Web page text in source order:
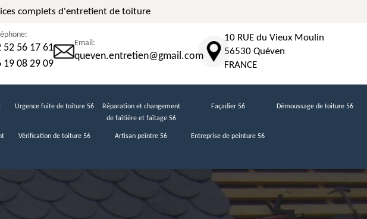
complets d'entretient de toiture
52 56 17 61
19 08 29 09
Email:
queven.entretien@gmail.com
10 RUE du Vieux Moulin
56530 Quéven
FRANCE
Urgence fuite de toiture 56
Réparation et changement
de faîtière et faîtage 56
Façadier 56 Démoussage de toiture 56
Vérification de toiture 56 Artisan peintre 56 Entreprise de peinture 56